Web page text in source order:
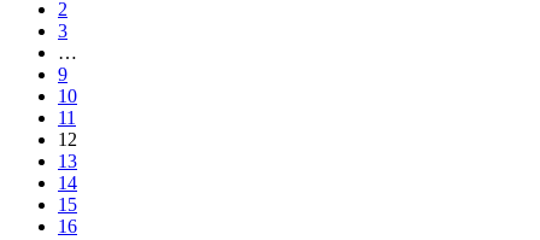
2
3
…
9
10
11
12
13
14
15
16